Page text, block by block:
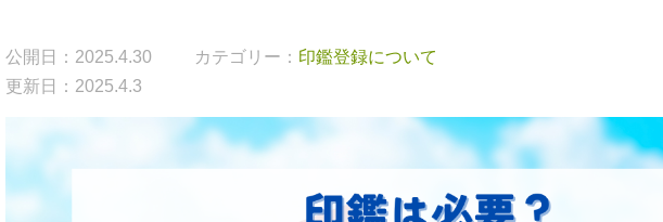
公開日：2025.4.30 カテゴリー： 印鑑登録について
更新日：2025.4.3